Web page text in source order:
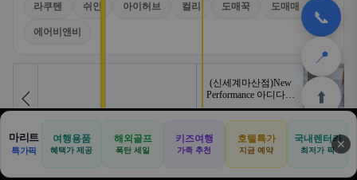
라쿠텐 쉬인 아이허브 컬리 도매꾹 도매매
에어비앤비
제휴 광고 💼 입점문의
🏠
✈️
공항
⛳
📋
🛒
쿠팡
🎁
테무
📞
📍
⬆️
🏠 📝
견적
🚐
기사등록
🛒
아마존
마리트
특가픽
여행용품
혜택가 제공
해외골프
폭탄 세일
키즈여행
가족 추천
호텔특가
지금 예약
국내렌터카
최저가 픽 ✕